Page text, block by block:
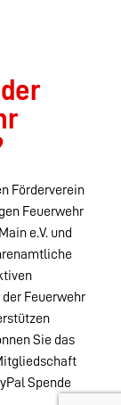
Förderverein
Feuerwehr
e.V. und
Feuerwehr
Sie das
Spende